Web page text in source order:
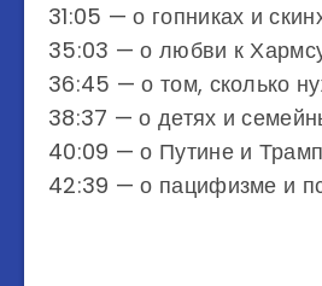
31:05 — о гопниках и
35:03 — о любви к
36:45 — о том, сколько
38:37 — о детях и
40:09 — о Путине и
42:39 — о пацифизме и